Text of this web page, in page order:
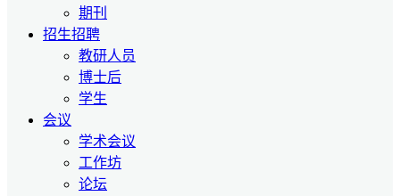
期刊
招生招聘
教研人员
博士后
学生
会议
学术会议
工作坊
论坛